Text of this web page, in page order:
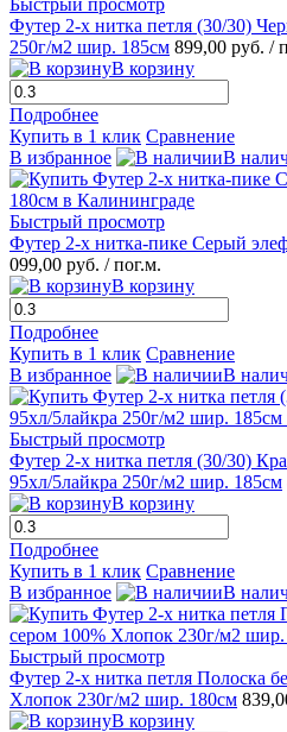
Футер 2-х нитка петля (30/30)
250г/м2 шир. 185см 899,00 руб. /
В корзину
Подробнее
Купить в 1 клик Сравнение
В избранное
В
Быстрый просмотр
Футер 2-х нитка-пике Серый
099,00 руб. / пог.м.
В корзину
Подробнее
Купить в 1 клик Сравнение
В избранное
В
Быстрый просмотр
Футер 2-х нитка петля (30/30)
95хл/5лайкра 250г/м2 шир. 185см
В корзину
Подробнее
Купить в 1 клик Сравнение
В избранное
В
Быстрый просмотр
Футер 2-х нитка петля Полоска
Хлопок 230г/м2 шир. 180см
В корзину